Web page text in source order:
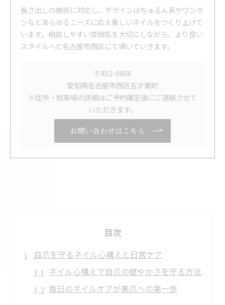
長さ出しの施術に対応し、デザインはちゅるん系やワンホ
ンなどあらゆるニーズに応え美しいネイルをつくり上げて
います。相談しやすい雰囲気を大切にしながら、より良い
スタイルへと名古屋市西区にて導いていきます。
〒452-0806
愛知県名古屋市西区五才美町
※住所・駐車場の詳細はご予約確定後にご連絡させて
いただきます。
お問い合わせはこちら
目次
自爪を守るネイル心構えと日常ケア
ネイル心構えで自爪の健やかさを守る方法
毎日のネイルケアが美爪への第一歩